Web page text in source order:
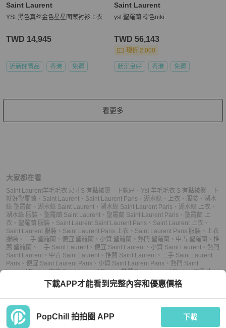
Saint Laurent
YSL黑色真丝金色星星图案衬衫上衣
TWD 14,945
近新閒置品 香港 免運
Saint Laurent
ysl 聖羅蘭 棕色niki
TWD 56,143
現折 2,000
狀況良好 香港 免運
看更多
大家都在看
Saint Laurent羊毛毛衣 尺寸S 有點皺燙一下就好 、 Ysl 羊毛毛衣 S 有點皺熨一下
就好聖羅蘭 、 Saint Laurent 、 Saint Laurent Paris 、 湖水綠 、 上衣 、 服裝 、 湖水
綠 聖羅蘭 、 湖水綠 Saint Laurent 、 湖水綠 Saint Laurent Paris 、 湖水綠 上衣 、
湖水綠 服裝 、 聖羅蘭 Saint Laurent 、 聖羅蘭 Saint Laurent Paris 、 聖羅蘭 上
衣 、 聖羅蘭 服裝 、 Saint Laurent Saint Laurent Paris 、 Saint Laurent 上衣 、
Saint Laurent 服裝 、 Saint Laurent Paris 上衣 、 Saint Laurent Paris 服裝 、
上衣
服裝 、 二手 聖羅蘭 、 便宜 聖羅蘭 、 小資 聖羅蘭 、 熱門 聖羅蘭 、 中古 聖羅蘭 、 推
薦 聖羅蘭 、 二手 Saint Laurent 、 便宜 Saint Laurent 、 小資 Saint Laurent 、 熱門
Saint Laurent 、 中古 Saint Laurent 、 推薦 Saint Laurent 、 二手 Saint Laurent
Paris 、 便宜 Saint Laurent Paris 、 小資 Saint Laurent Paris 、 熱門 Saint
Laurent Paris、中古 Saint Laurent Paris、推薦 Saint Laurent Paris、二手 上
、小資 上衣、 熱門 上衣、中古 上衣、推薦 上衣、二手 服裝
小資 服裝、熱門 服裝、中古 服裝、推薦 服裝
下載APP才能看到完整內容和優惠價格
PopChill 拍拍圈 APP 下載